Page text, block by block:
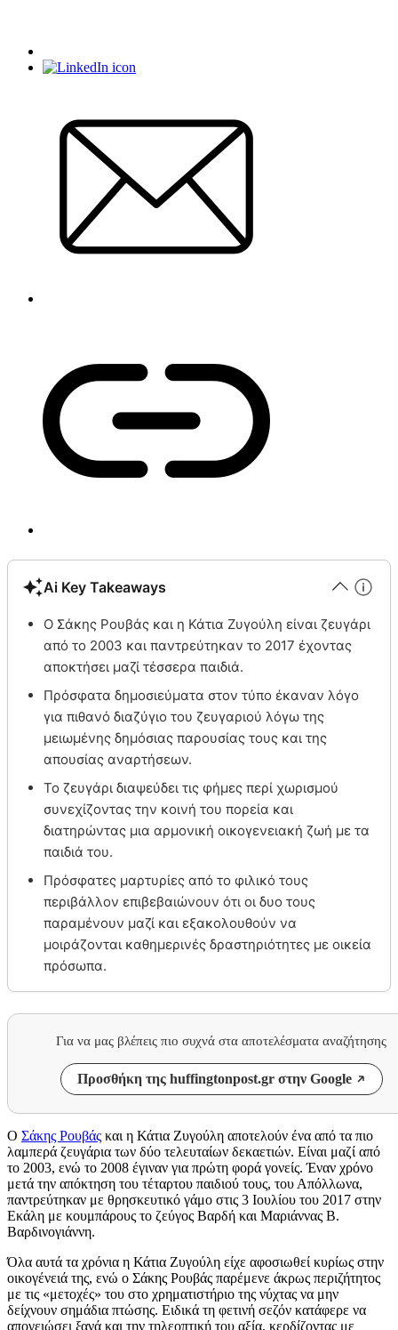
Ai Key Takeaways
Ο Σάκης Ρουβάς και η Κάτια Ζυγούλη είναι ζευγάρι
από το 2003 και παντρεύτηκαν το 2017 έχοντας
αποκτήσει μαζί τέσσερα παιδιά.
Πρόσφατα δημοσιεύματα στον τύπο έκαναν λόγο
για πιθανό διαζύγιο του ζευγαριού λόγω της
μειωμένης δημόσιας παρουσίας τους και της
απουσίας αναρτήσεων.
Το ζευγάρι διαψεύδει τις φήμες περί χωρισμού
συνεχίζοντας την κοινή του πορεία και
διατηρώντας μια αρμονική οικογενειακή ζωή με τα
παιδιά του.
Πρόσφατες μαρτυρίες από το φιλικό τους
περιβάλλον επιβεβαιώνουν ότι οι δυο τους
παραμένουν μαζί και εξακολουθούν να
μοιράζονται καθημερινές δραστηριότητες με οικεία
πρόσωπα.
Για να μας βλέπεις πιο συχνά στα αποτελέσματα αναζήτησης
Προσθήκη της huffingtonpost.gr στην Google
Ο Σάκης Ρουβάς και η Κάτια Ζυγούλη αποτελούν ένα από τα πιο
λαμπερά ζευγάρια των δύο τελευταίων δεκαετιών. Είναι μαζί από
το 2003, ενώ το 2008 έγιναν για πρώτη φορά γονείς. Έναν χρόνο
μετά την απόκτηση του τέταρτου παιδιού τους, του Απόλλωνα,
παντρεύτηκαν με θρησκευτικό γάμο στις 3 Ιουλίου του 2017 στην
Εκάλη με κουμπάρους το ζεύγος Βαρδή και Μαριάννας Β.
Βαρδινογιάννη.
Όλα αυτά τα χρόνια η Κάτια Ζυγούλη είχε αφοσιωθεί κυρίως στην
οικογένειά της, ενώ ο Σάκης Ρουβάς παρέμενε άκρως περιζήτητος
με τις «μετοχές» του στο χρηματιστήριο της νύχτας να μην
δείχνουν σημάδια πτώσης. Ειδικά τη φετινή σεζόν κατάφερε να
απογειώσει ξανά και την τηλεοπτική του αξία, κερδίζοντας με